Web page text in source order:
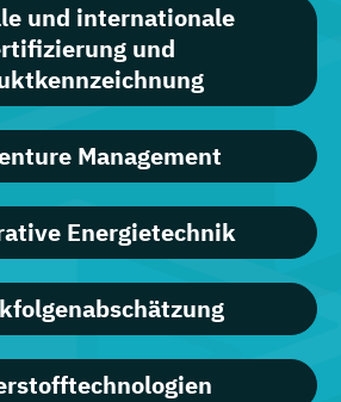
und internationale
und
Management
Energietechnik